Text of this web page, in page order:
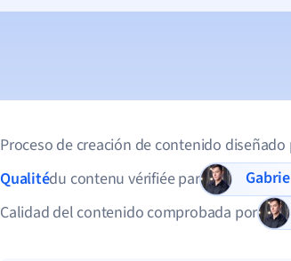
Proceso de creación de contenido diseñado
Qualitédu contenu vérifiée par
Calidad del contenido comprobada por